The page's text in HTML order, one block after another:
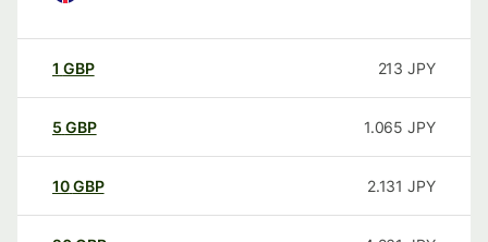
1 GBP 213 JPY
5 GBP 1.065 JPY
10GBP 2.131 JPY